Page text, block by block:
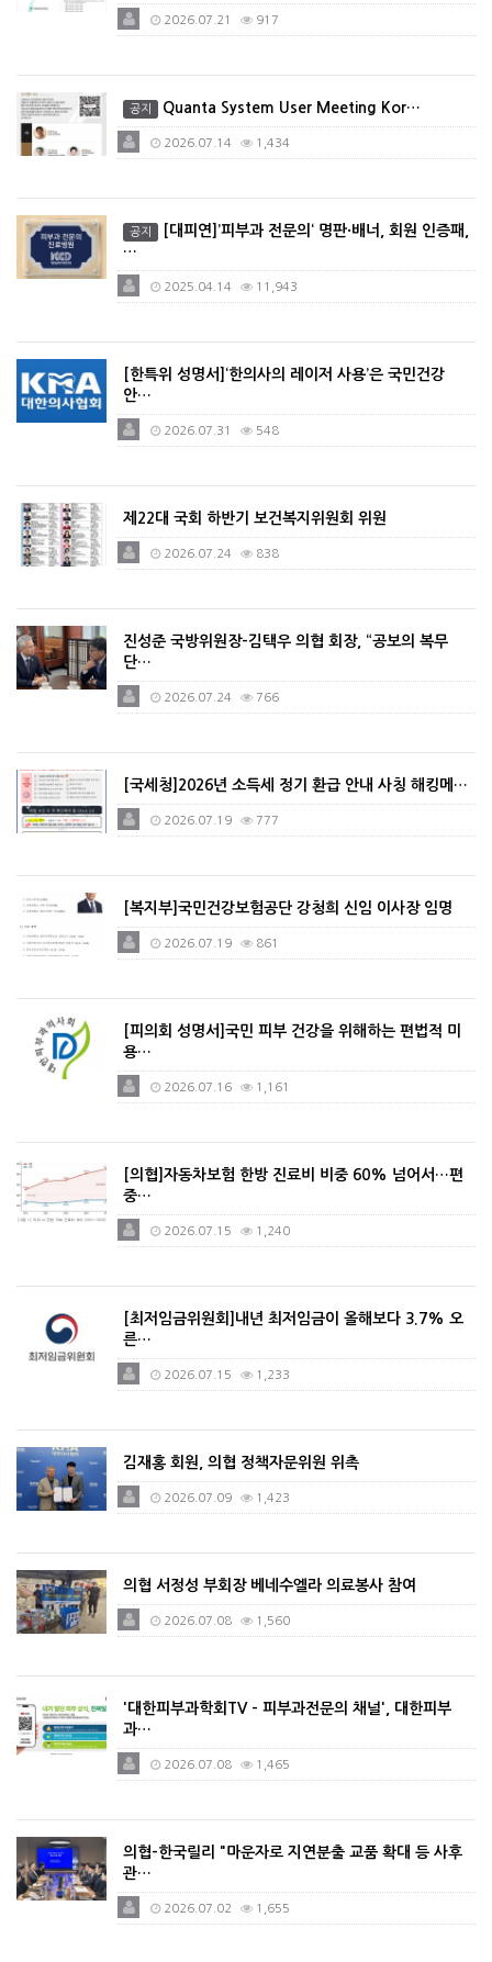
2026.07.21 917
공지 Quanta System User Meeting Kor…
2026.07.14 1,434
공지
[대피연]’피부과 전문의‘ 명판·배너, 회원 인증패,
…
2025.04.14 11,943
[한특위 성명서]‘한의사의 레이저 사용’은 국민건강
안…
2026.07.31 548
제22대 국회 하반기 보건복지위원회 위원
2026.07.24 838
진성준 국방위원장-김택우 의협 회장, “공보의 복무
단…
2026.07.24 766
[국세청]2026년 소득세 정기 환급 안내 사칭 해킹메…
2026.07.19 777
[복지부]국민건강보험공단 강청희 신임 이사장 임명
2026.07.19 861
[피의회 성명서]국민 피부 건강을 위해하는 편법적 미
용…
2026.07.16 1,161
[의협]자동차보험 한방 진료비 비중 60% 넘어서…편
중…
2026.07.15 1,240
[최저임금위원회]내년 최저임금이 올해보다 3.7% 오
른…
2026.07.15 1,233
김재홍 회원, 의협 정책자문위원 위촉
2026.07.09 1,423
의협 서정성 부회장 베네수엘라 의료봉사 참여
2026.07.08 1,560
'대한피부과학회TV - 피부과전문의 채널', 대한피부
과…
2026.07.08 1,465
의협-한국릴리 "마운자로 지연분출 교품 확대 등 사후
관…
2026.07.02 1,655